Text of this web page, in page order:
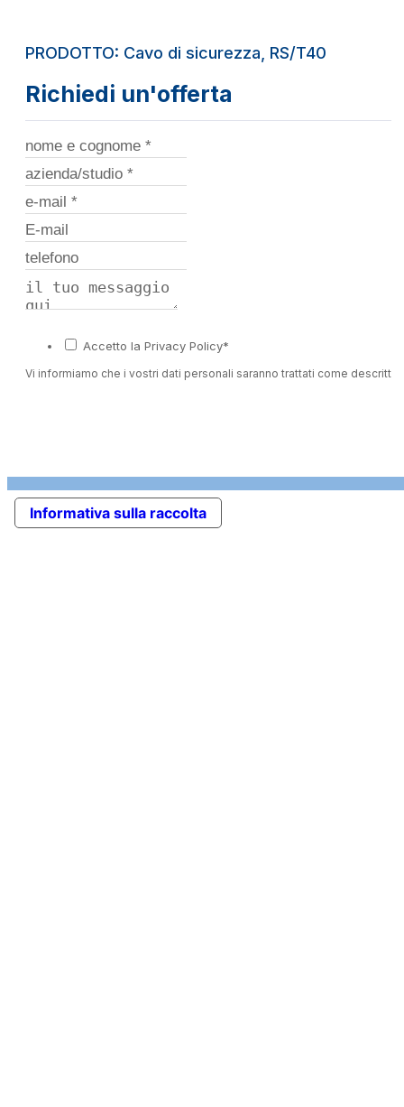
PRODOTTO: Cavo di sicurezza, RS/T40
Richiedi un'offerta
Accetto la Privacy Policy*
Vi informiamo che i vostri dati personali saranno trattati come descritto
Informativa sulla raccolta